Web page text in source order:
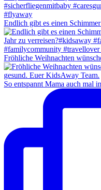
Endlich gibt es einen
Fröhliche Weihnachten
So entspannt Mama auch mal